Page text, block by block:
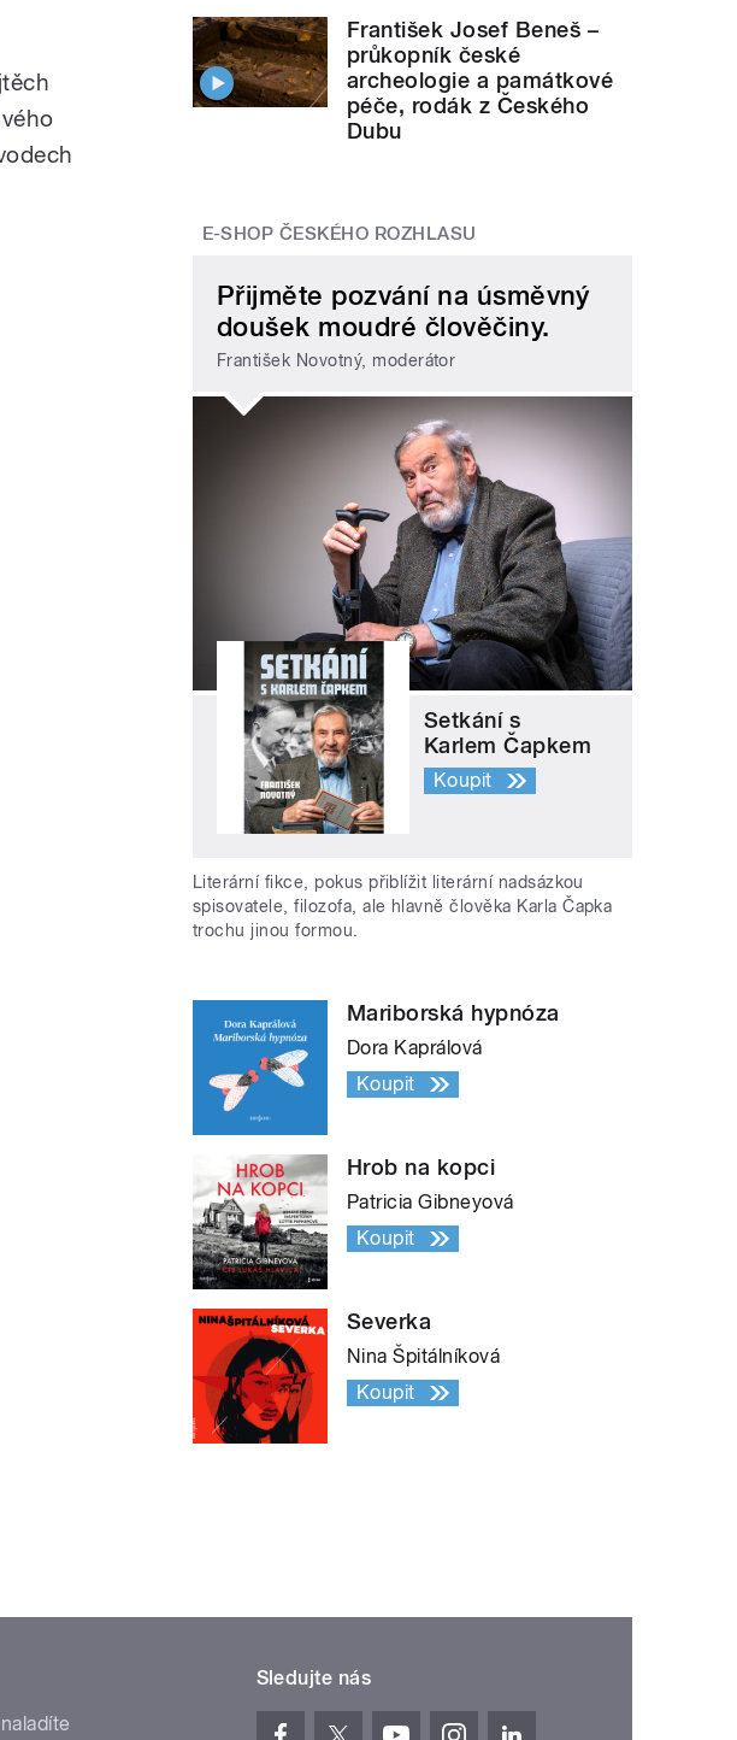
František Josef Beneš –
průkopník české
archeologie a památkové
péče, rodák z Českého
Dubu
E-SHOP ČESKÉHO ROZHLASU
Přijměte pozvání na úsměvný
doušek moudré člověčiny.
František Novotný, moderátor
Setkání s
Karlem Čapkem
Koupit
Literární fikce, pokus přiblížit literární nadsázkou
spisovatele, filozofa, ale hlavně člověka Karla Čapka
trochu jinou formou.
Mariborská hypnóza
Dora Kaprálová
Koupit
Hrob na kopci
Patricia Gibneyová
Koupit
Severka
Nina Špitálníková
Koupit
Sledujte nás